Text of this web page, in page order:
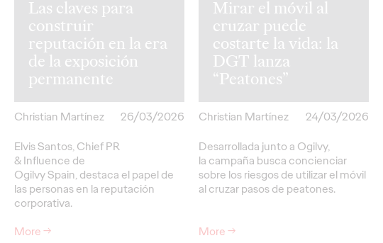
Las claves para
construir
reputación en la era
de la exposición
permanente
Christian Martínez
26/03/2026
Elvis Santos, Chief PR
& Influence de
Ogilvy Spain, destaca el papel de
las personas en la reputación
corporativa.
More→
Mirar el móvil al
cruzar puede
costarte la vida: la
DGT lanza
“Peatones”
Christian Martínez
24/03/2026
Desarrollada junto a Ogilvy,
la campaña busca concienciar
sobre los riesgos de utilizar el móvil
al cruzar pasos de peatones.
More→